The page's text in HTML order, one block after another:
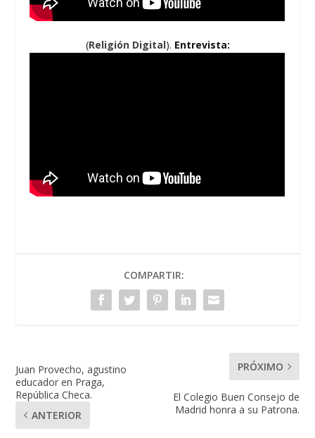
(Religión Digital). Entrevista:
COMPARTIR:
Juan Provecho, agustino
educador en Praga,
República Checa.
ANTERIOR
PRÓXIMO
El Colegio Buen Consejo de
Madrid honra a su Patrona.